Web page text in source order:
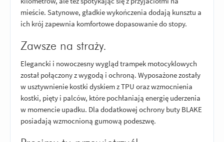
mieście. Satynowe, gładkie wykończenia dodają kunsztu a
ich krój zapewnia komfortowe dopasowanie do stopy.
Zawsze na straży.
Elegancki i nowoczesny wygląd trampek motocyklowych
został połączony z wygodą i ochroną. Wyposażone zostały
w usztywnienie kostki dyskiem z TPU oraz wzmocnienia
kostki, pięty i palców, które pochłaniają energię uderzenia
w momencie upadku. Dla dodatkowej ochrony buty BLAKE
posiadają wzmocnioną gumową podeszwę.